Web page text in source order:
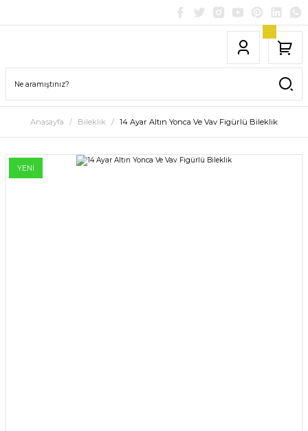
Anasayfa Bileklik 14 Ayar Altın Yonca Ve Vav Figürlü Bileklik
YENİ